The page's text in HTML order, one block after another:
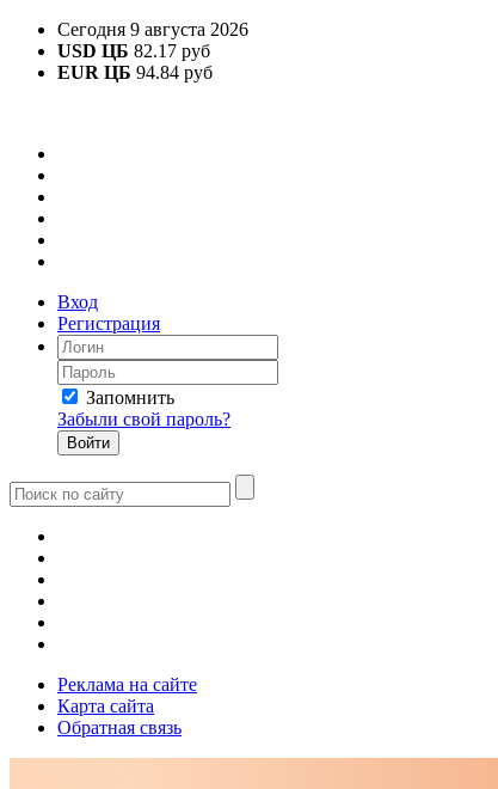
Сегодня 9 августа 2026
USD ЦБ 82.17 руб
EUR ЦБ 94.84 руб
Вход
Регистрация
Запомнить
Забыли свой пароль?
Реклама на сайте
Карта сайта
Обратная связь